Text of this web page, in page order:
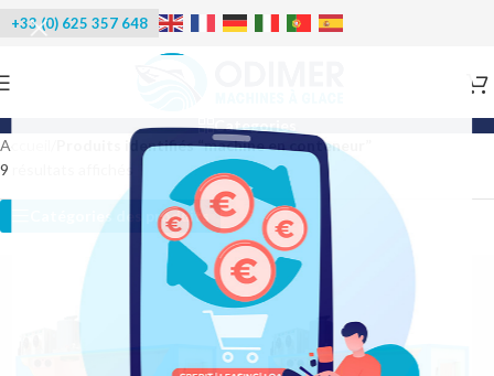
+33 (0) 625 357 648
Categories
Accueil
Produits identifiés “machine en conteneur”
9 résultats affichés
Catégories des produits